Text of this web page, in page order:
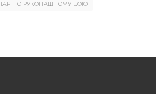
ПО РУКОПАШНОМУ БОЮ